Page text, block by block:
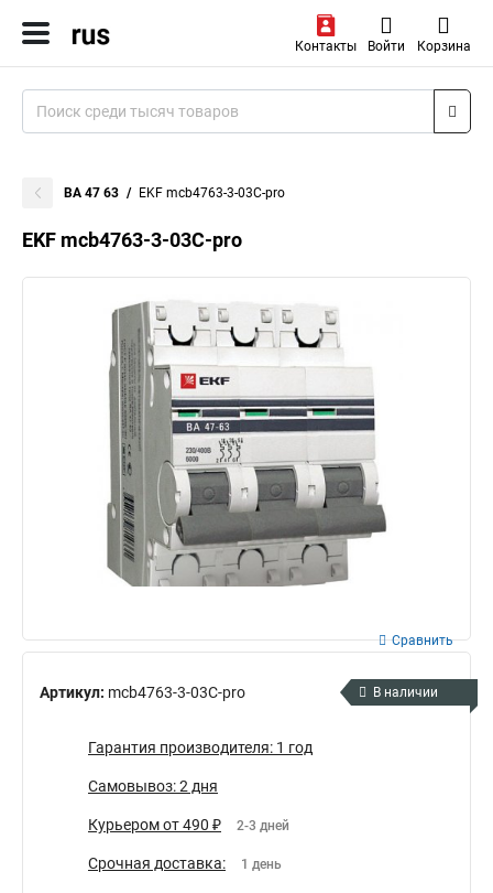
Контакты Войти Корзина
ВА 47 63 EKF mcb4763-3-03C-pro
EKF mcb4763-3-03C-pro
Артикул: mcb4763-3-03C-pro
Сравнить
В наличии
Гарантия производителя: 1 год
Самовывоз: 2 дня
Курьером от 490 ₽ 2-3 дней
Срочная доставка: 1 день